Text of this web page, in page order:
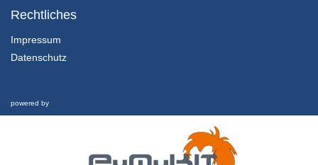
Episode 3: Effektiv lernen
Rechtliches
Impressum
Datenschutz
powered by